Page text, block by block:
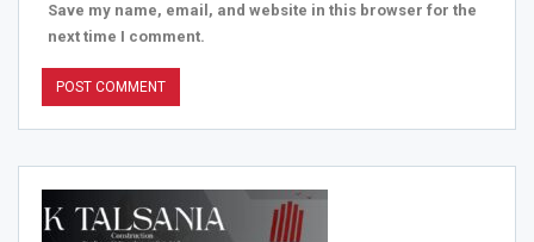
Save my name, email, and website in this browser for the
next time I comment.